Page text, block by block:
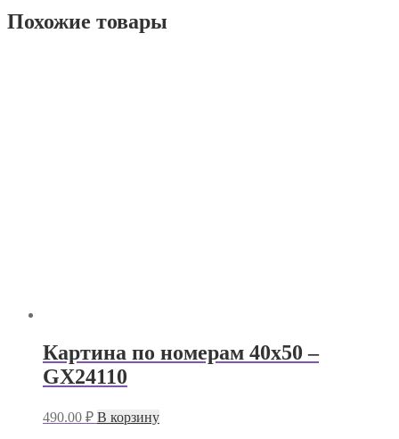
Похожие товары
Картина по номерам 40х50 –
GX24110
490.00 ₽ В корзину